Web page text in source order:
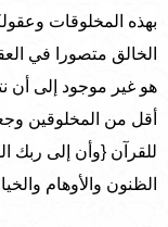
بهذه المخلوقات
الخالق متصورا في
هو غير موجود إلى أن
أقل من المخلوقين
الظنون والأوهام